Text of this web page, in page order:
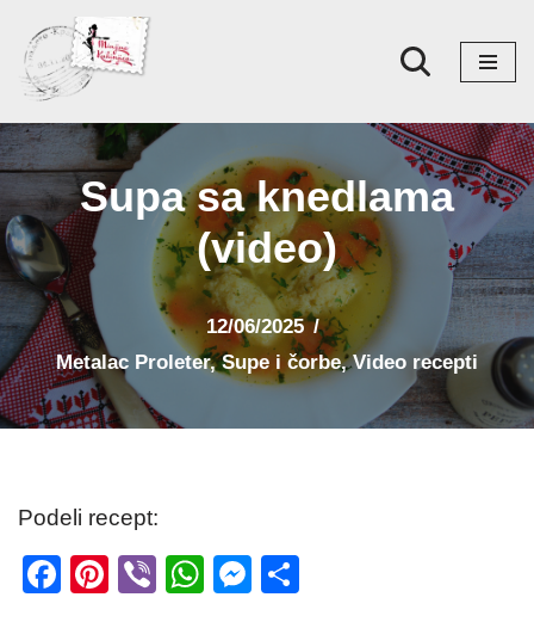
Skoči
na
sadržaj
Supa sa knedlama
(video)
12/06/2025
Metalac Proleter,Supe i čorbe,Video recepti
Podeli recept:
F
Pi
Vi
W
M